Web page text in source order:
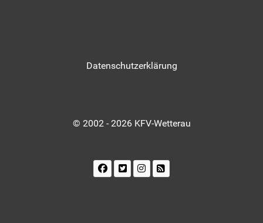
Datenschutzerklärung
© 2002 - 2026 KFV-Wetterau